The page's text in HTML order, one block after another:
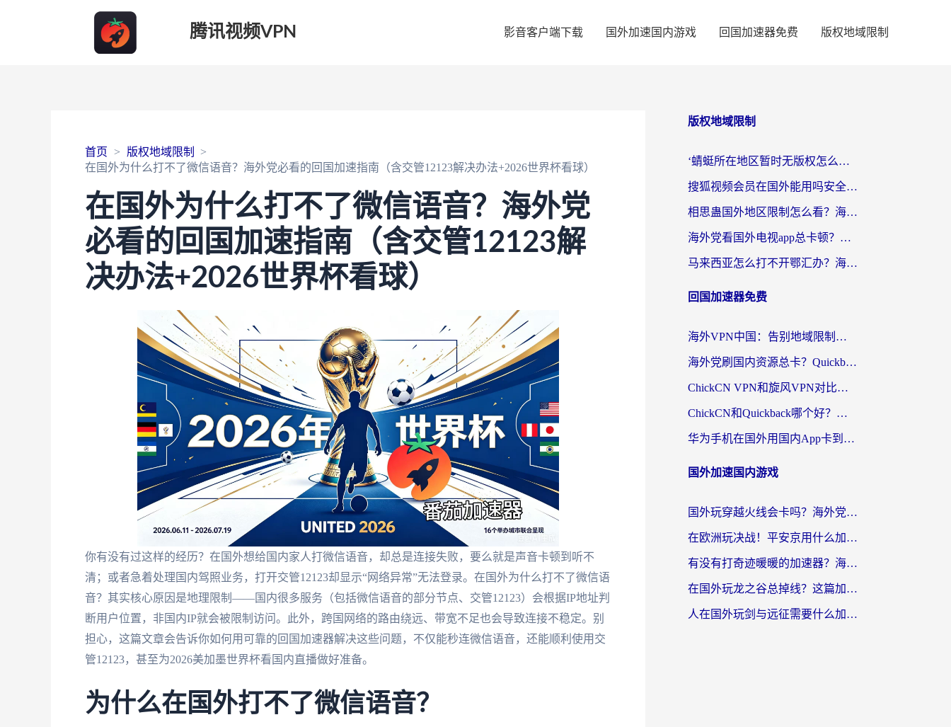
腾讯视频VPN 影音客户端下载 国外加速国内游戏 回国加速器免费 版权地域限制
首页
版权地域限制
在国外为什么打不了微信语音？海外党必看的回国加速指南（含交管12123解决办法+2026世界杯看球）
在国外为什么打不了微信语音？海外党
必看的回国加速指南（含交管12123解
决办法+2026世界杯看球）
你有没有过这样的经历？在国外想给国内家人打微信语音，却总是连接失败，要么就是声音卡顿到听不
清；或者急着处理国内驾照业务，打开交管12123却显示“网络异常”无法登录。在国外为什么打不了微信语
音？其实核心原因是地理限制——国内很多服务（包括微信语音的部分节点、交管12123）会根据IP地址判
断用户位置，非国内IP就会被限制访问。此外，跨国网络的路由绕远、带宽不足也会导致连接不稳定。别
担心，这篇文章会告诉你如何用可靠的回国加速器解决这些问题，不仅能秒连微信语音，还能顺利使用交
管12123，甚至为2026美加墨世界杯看国内直播做好准备。
为什么在国外打不了微信语音？
版权地域限制
‘蜻蜓所在地区暂时无版权怎么办’？海外党看国内内容、办国内事的实用指南
搜狐视频会员在国外能用吗安全吗？留学生亲测有效的回国观影解决方案
相思蛊国外地区限制怎么看？海外党追剧听歌的终极解决方案
海外党看国外电视app总卡顿？选对回国加速器，追剧购物两不误
马来西亚怎么打不开鄂汇办？海外华人必备的回国加速指南，解决追剧、办事、阅读难题
回国加速器免费
海外VPN中国：告别地域限制，留学生与华人如何轻松刷国内剧、玩国服？
海外党刷国内资源总卡？Quickback和采集蜂好用吗？这篇指南帮你避坑
ChickCN VPN和旋风VPN对比哪个回国效果更好？海外党亲测实用指南
ChickCN和Quickback哪个好？海外党亲测回国加速器，轻松解锁国内资源（附避坑指南）
华为手机在国外用国内App卡到崩溃？这篇加速器指南帮你无缝刷剧打游戏
国外加速国内游戏
国外玩穿越火线会卡吗？海外党亲测有效的国服游戏加速指南
在欧洲玩决战！平安京用什么加速器最好用？2026实测有效的国服游戏加速指南
有没有打奇迹暖暖的加速器？海外党国服游戏畅玩不卡顿的秘密
在国外玩龙之谷总掉线？这篇加速器指南帮你告别延迟卡顿！
人在国外玩剑与远征需要什么加速器？老玩家亲测的避坑指南来了